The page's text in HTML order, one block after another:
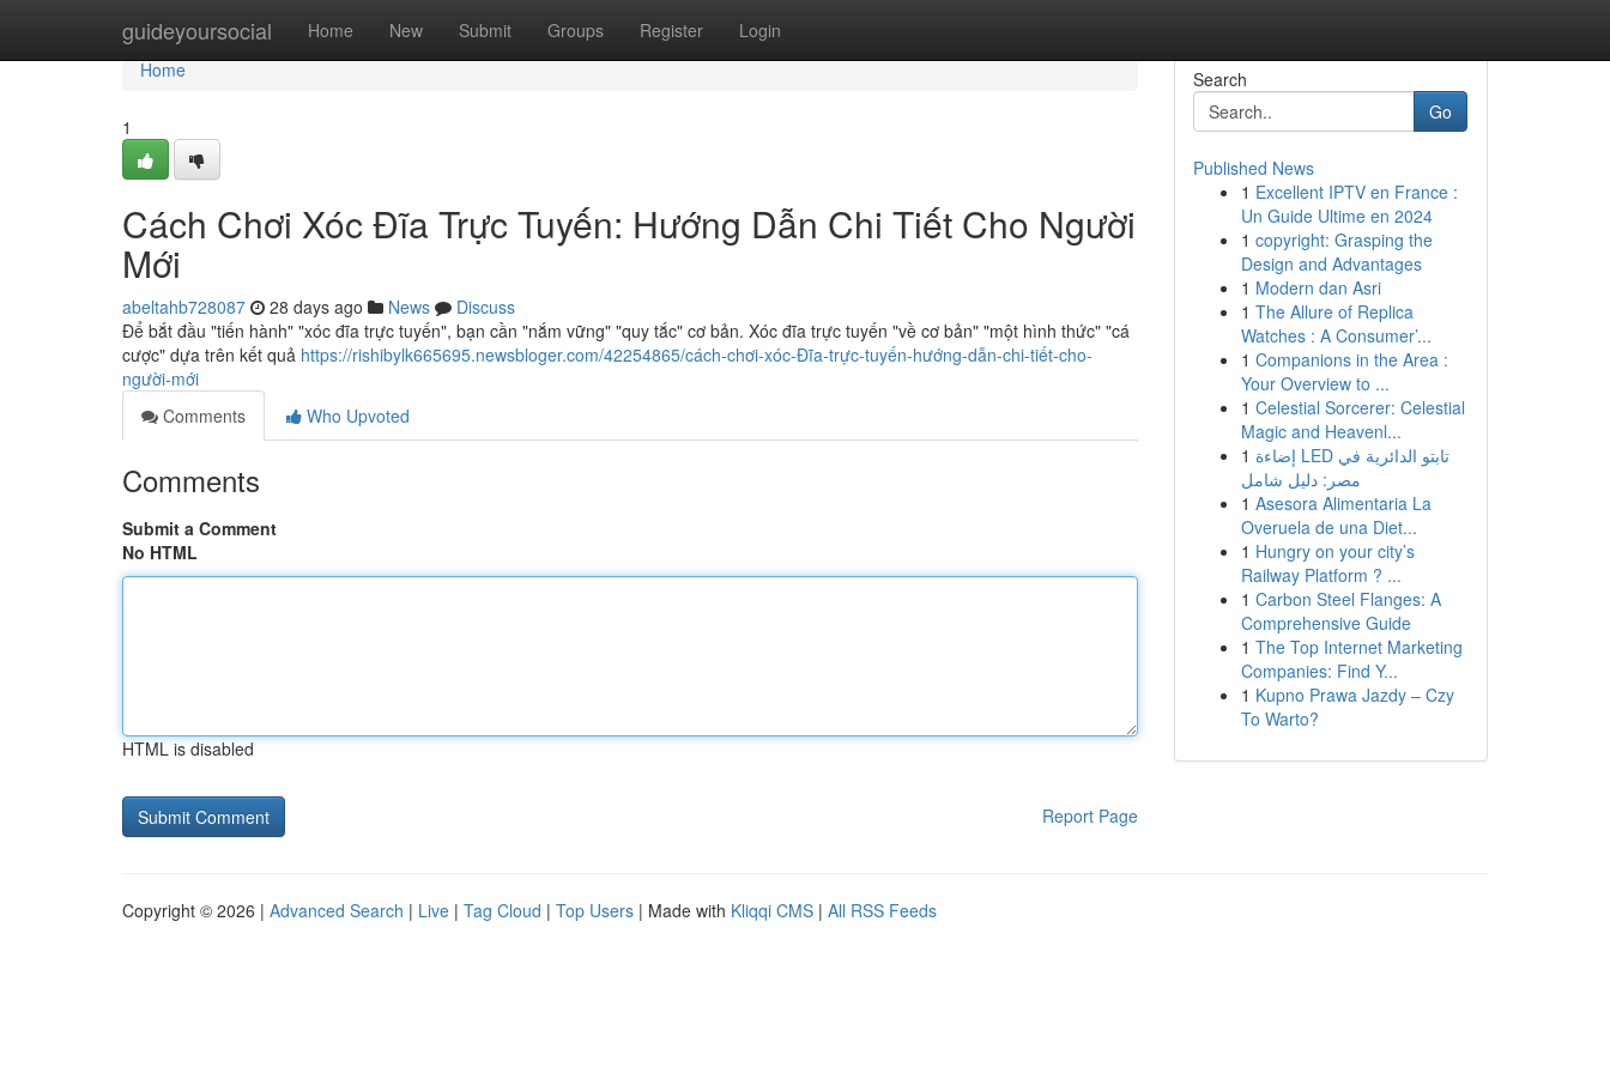
guideyoursocial Home New Submit Groups Register Login
Home
Home
1
Cách Chơi Xóc Đĩa Trực Tuyến: Hướng Dẫn Chi Tiết Cho Người
Mới
abeltahb728087 28 days ago News
Discuss
Để bắt đầu "tiến hành" "xóc đĩa trực tuyến", bạn cần "nắm vững" "quy tắc" cơ bản. Xóc đĩa trực tuyến "về cơ bản" "một hình thức" "cá
cược" dựa trên kết quả https://rishibylk665695.newsbloger.com/42254865/cách-chơi-xóc-Đĩa-trực-tuyến-hướng-dẫn-chi-tiết-cho-
người-mới
Comments
Who Upvoted
Comments
Submit a Comment
No HTML
HTML is disabled
Report Page
Search
Go
Published News
1 Excellent IPTV en France :
Un Guide Ultime en 2024
1 copyright: Grasping the
Design and Advantages
1 Modern dan Asri
1 The Allure of Replica
Watches : A Consumer’...
1 Companions in the Area :
Your Overview to ...
1 Celestial Sorcerer: Celestial
Magic and Heavenl...
1 إضاءة LED تابتو الدائرية في
مصر: دليل شامل
1 Asesora Alimentaria La
Overuela de una Diet...
1 Hungry on your city’s
Railway Platform ? ...
1 Carbon Steel Flanges: A
Comprehensive Guide
1 The Top Internet Marketing
Companies: Find Y...
1 Kupno Prawa Jazdy – Czy
To Warto?
Copyright © 2026 | Advanced Search | Live | Tag Cloud | Top Users | Made with Kliqqi CMS | All RSS Feeds